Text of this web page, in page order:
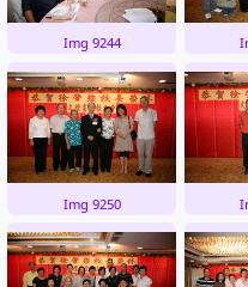
Img 9244
Img 9250